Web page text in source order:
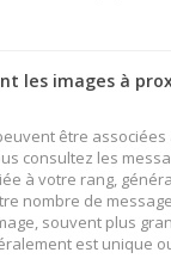
les images à
être
consultez les
à votre rang,
nombre de
souvent plus
est unique